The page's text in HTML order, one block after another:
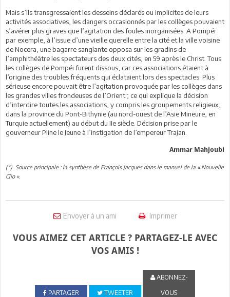
Mais s’ils transgressaient les desseins déclarés ou implicites de leurs
activités associatives, les dangers occasionnés par les collèges pouvaient
s’avérer plus graves que l’agitation des foules inorganisées. A Pompéi
par exemple, à l’issue d’une vieille querelle entre la cité et la ville voisine
de Nocera, une bagarre sanglante opposa sur les gradins de
l’amphithéâtre les spectateurs des deux cités, en 59 après le Christ. Tous
les collèges de Pompéi furent dissous, car ces associations étaient à
l’origine des troubles fréquents qui éclataient lors des spectacles. Plus
sérieuse encore pouvait être l’agitation provoquée par les collèges dans
les grandes villes frondeuses de l’Orient ; ce qui explique la décision
d’interdire toutes les associations, y compris les groupements religieux,
dans la province du Pont-Bithynie (au nord-ouest de l’Asie Mineure, en
Turquie actuellement) au début du IIe siècle. Décision prise par le
gouverneur Pline le Jeune à l’instigation de l’empereur Trajan.
Ammar Mahjoubi
(*) Source principale : la synthèse de François Jacques dans le manuel de la « Nouvelle
Clio ».
Envoyer à un ami Imprimer
VOUS AIMEZ CET ARTICLE ? PARTAGEZ-LE AVEC
VOS AMIS !
PARTAGER TWEETER
ABONNEZ-
VOUS